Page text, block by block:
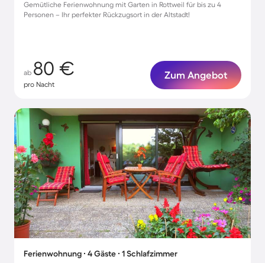
Gemütliche Ferienwohnung mit Garten in Rottweil für bis zu 4
Personen – Ihr perfekter Rückzugsort in der Altstadt!
ab 80 €
pro Nacht
Zum Angebot
Ferienwohnung ∙ 4 Gäste ∙ 1 Schlafzimmer